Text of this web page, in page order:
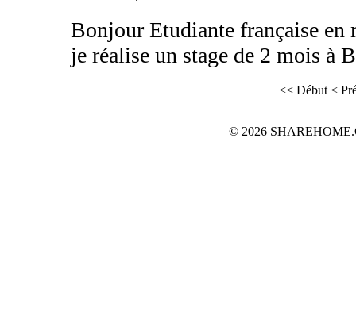
Bonjour Etudiante française en
je réalise un stage de 2 mois à
<< Début <
© 2026